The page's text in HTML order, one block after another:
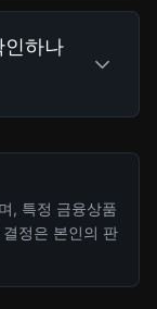
인하나
, 특정 금융상품
정은 본인의 판